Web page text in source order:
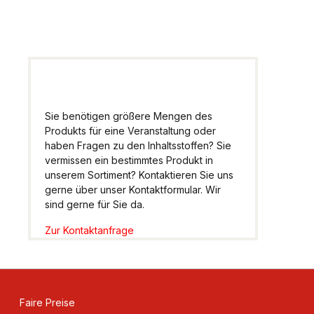
Sie benötigen größere Mengen des
Produkts für eine Veranstaltung oder
haben Fragen zu den Inhaltsstoffen? Sie
vermissen ein bestimmtes Produkt in
unserem Sortiment? Kontaktieren Sie uns
gerne über unser Kontaktformular. Wir
sind gerne für Sie da.
Zur Kontaktanfrage
Faire Preise